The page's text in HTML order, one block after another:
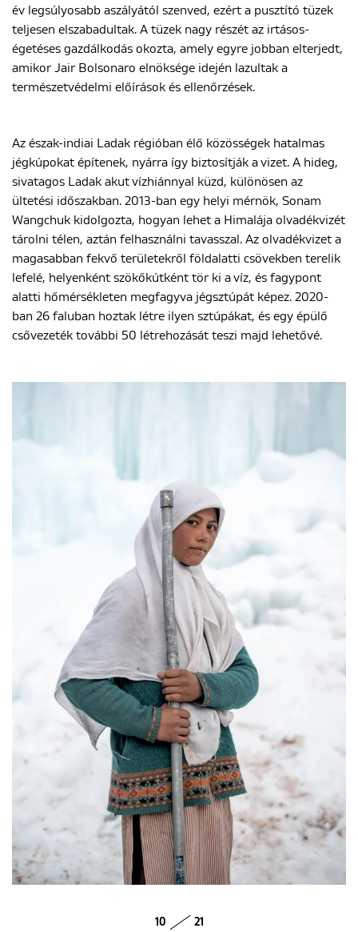
év legsúlyosabb aszályától szenved, ezért a pusztító tüzek
teljesen elszabadultak. A tüzek nagy részét az irtásos-
égetéses gazdálkodás okozta, amely egyre jobban elterjedt,
amikor Jair Bolsonaro elnöksége idején lazultak a
természetvédelmi előírások és ellenőrzések.
Az észak-indiai Ladak régióban élő közösségek hatalmas
jégkúpokat építenek, nyárra így biztosítják a vizet. A hideg,
sivatagos Ladak akut vízhiánnyal küzd, különösen az
ültetési időszakban. 2013-ban egy helyi mérnök, Sonam
Wangchuk kidolgozta, hogyan lehet a Himalája olvadékvizét
tárolni télen, aztán felhasználni tavasszal. Az olvadékvizet a
magasabban fekvő területekről földalatti csövekben terelik
lefelé, helyenként szökőkútként tör ki a víz, és fagypont
alatti hőmérsékleten megfagyva jégsztúpát képez. 2020-
ban 26 faluban hoztak létre ilyen sztúpákat, és egy épülő
csővezeték további 50 létrehozását teszi majd lehetővé.
10 21